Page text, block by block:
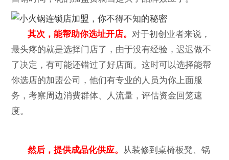
其次，能帮助你选址开店。 对于初创业者来说，
最头疼的就是选择门店了，由于没有经验，迟迟做不
了决定，有可能还错过了好店面。这时可以选择能帮
你选店的加盟公司，他们有专业的人员为你上面服
务，考察周边消费群体、人流量，评估资金回笼速
度。
然后，提供成品化供应。 从装修到桌椅板凳、锅